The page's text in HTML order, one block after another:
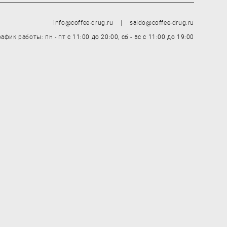
info@coffee-drug.ru | saldo@coffee-drug.ru
работы: пн - пт с 11:00 до 20:00, сб - всс 11:00 до 19:00